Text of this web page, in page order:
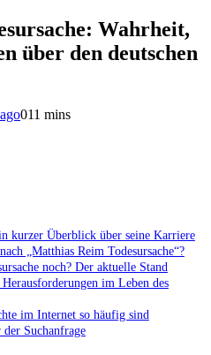
Wahrheit,
über den deutschen
011 mins
kurzer Überblick über seine Karriere
„Matthias Reim Todesursache“?
noch? Der aktuelle Stand
im Leben des
im Internet so häufig sind
Suchanfrage